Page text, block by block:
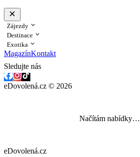
Zájezdy
Destinace
Exotika
MagazínKontakt
Sledujte nás
eDovolená.cz © 2026
Načítám nabídky…
eDovolená.cz